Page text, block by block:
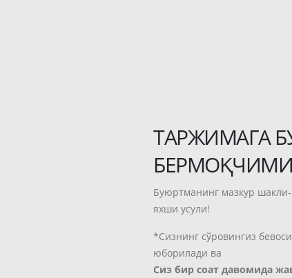
ТАРЖИМАГА
Буюртманинг мазкур
яхши усули!
*Сизнинг сўровингиз
юборилади ва
Сиз бир соат давомида